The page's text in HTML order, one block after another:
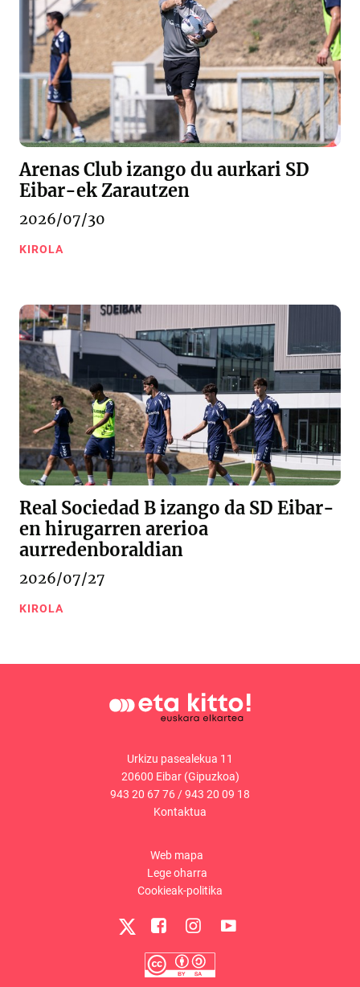
Arenas Club izango du aurkari SD
Eibar-ek Zarautzen
2026/07/30
KIROLA
Real Sociedad B izango da SD Eibar-
en hirugarren arerioa
aurredenboraldian
2026/07/27
KIROLA
Urkizu pasealekua 11
20600 Eibar (Gipuzkoa)
943 20 67 76 /943 20 09 18
Kontaktua
Web mapa
Lege oharra
Cookieak-politika